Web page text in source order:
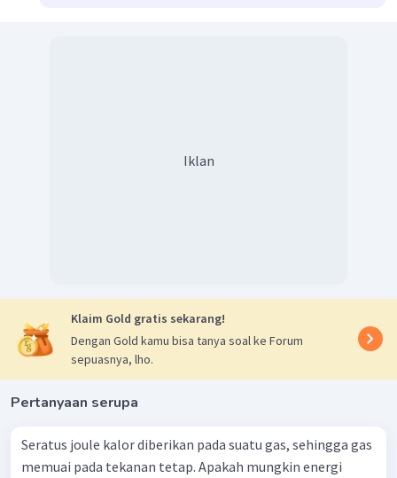
Iklan
Klaim Gold gratis sekarang!
Dengan Gold kamu bisa tanya soal ke Forum
sepuasnya, lho.
Pertanyaan serupa
Seratus joule kalor diberikan pada suatu gas, sehingga gas
memuai pada tekanan tetap. Apakah mungkin energi